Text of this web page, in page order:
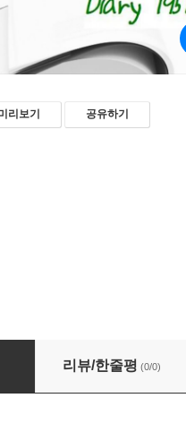
리보기 공유하기
의 생애 아카이브 Diary
리뷰/한줄평 (0/0)